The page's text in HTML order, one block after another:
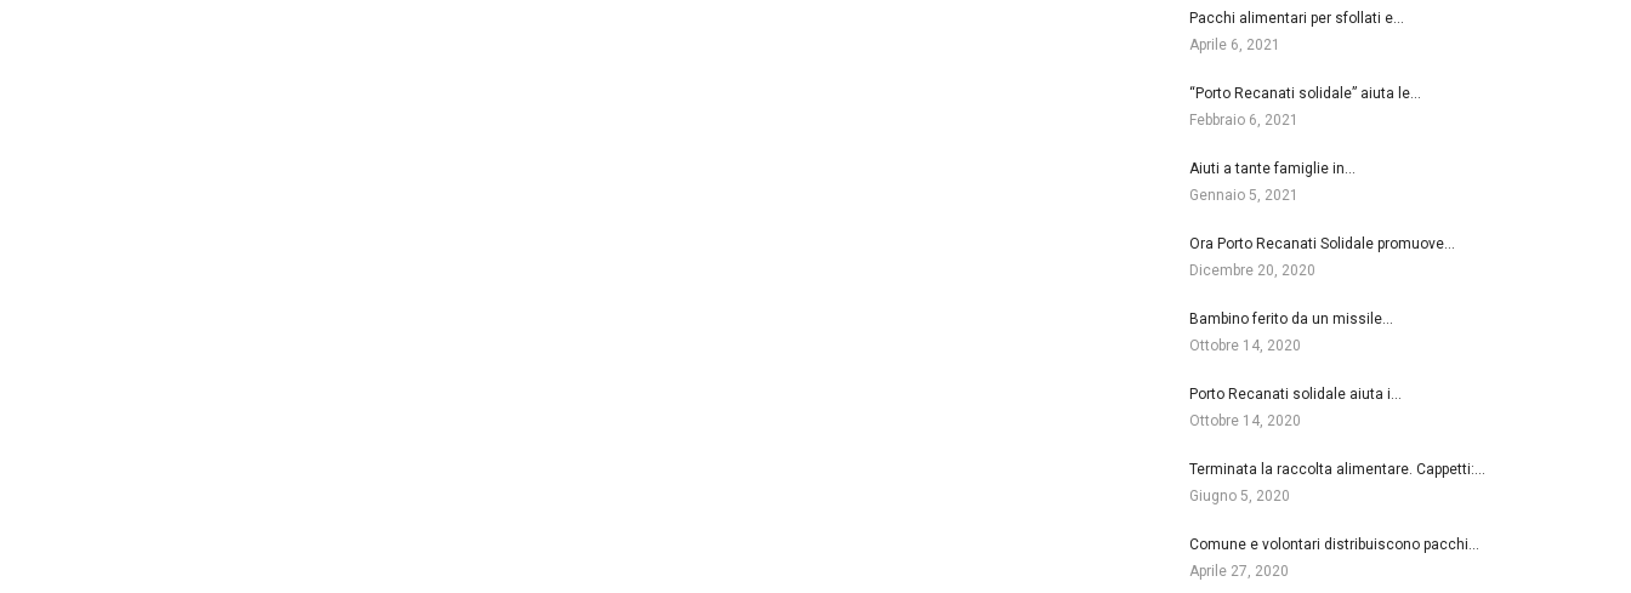
Pacchi alimentari per sfollati e…
Aprile 6, 2021
“Porto Recanati solidale” aiuta le…
Febbraio 6, 2021
Aiuti a tante famiglie in…
Gennaio 5, 2021
Ora Porto Recanati Solidale promuove…
Dicembre 20, 2020
Bambino ferito da un missile…
Ottobre 14, 2020
Porto Recanati solidale aiuta i…
Ottobre 14, 2020
Terminata la raccolta alimentare. Cappetti:…
Giugno 5, 2020
Comune e volontari distribuiscono pacchi…
Aprile 27, 2020